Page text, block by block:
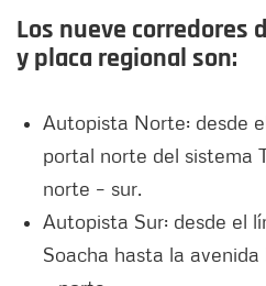
Los nueve corredores
y placa regional son:
Autopista Norte: desde
portal norte del sistema
norte – sur.
Autopista Sur: desde el
Soacha hasta la